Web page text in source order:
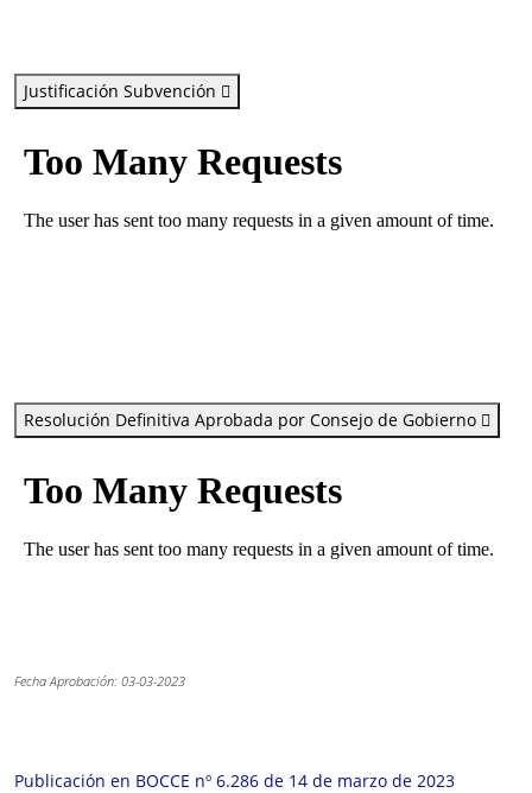
Justificación Subvención
Resolución Definitiva Aprobada por Consejo de Gobierno
Fecha Aprobación: 03-03-2023
Publicación en BOCCE nº 6.286 de 14 de marzo de 2023